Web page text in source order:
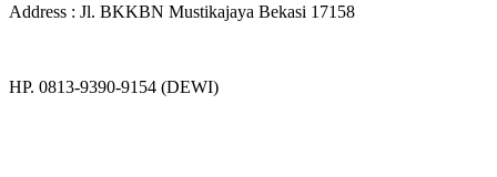
Address : Jl. BKKBN Mustikajaya Bekasi 17158
HP. 0813-9390-9154 (DEWI)